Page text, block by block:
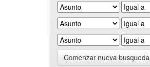
Comenzar nueva busqueda